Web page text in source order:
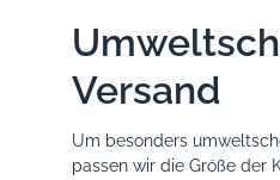
Versand
Um besonders
passen wir die Größe der